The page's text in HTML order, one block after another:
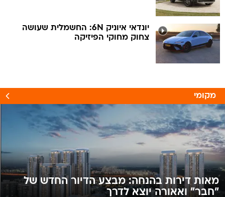
יונדאי איוניק 6N: החשמלית שעושה
צחוק מחוקי הפיזיקה
מקומי
מאות דירות בהנחה: מבצע הדיור החדש של
"חבר" ואאורה יוצא לדרך